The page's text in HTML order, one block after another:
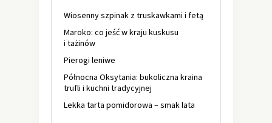
Wiosenny szpinak z truskawkami i fetą
Maroko: co jeść w kraju kuskusu
i tażinów
Pierogi leniwe
Północna Oksytania: bukoliczna kraina
trufli i kuchni tradycyjnej
Lekka tarta pomidorowa – smak lata